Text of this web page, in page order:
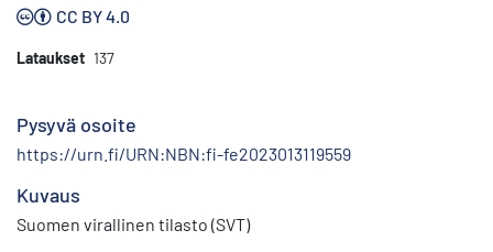
CC BY 4.0
Lataukset 137
Pysyvä osoite
https://urn.fi/URN:NBN:fi-fe2023013119559
Kuvaus
Suomen virallinen tilasto (SVT)